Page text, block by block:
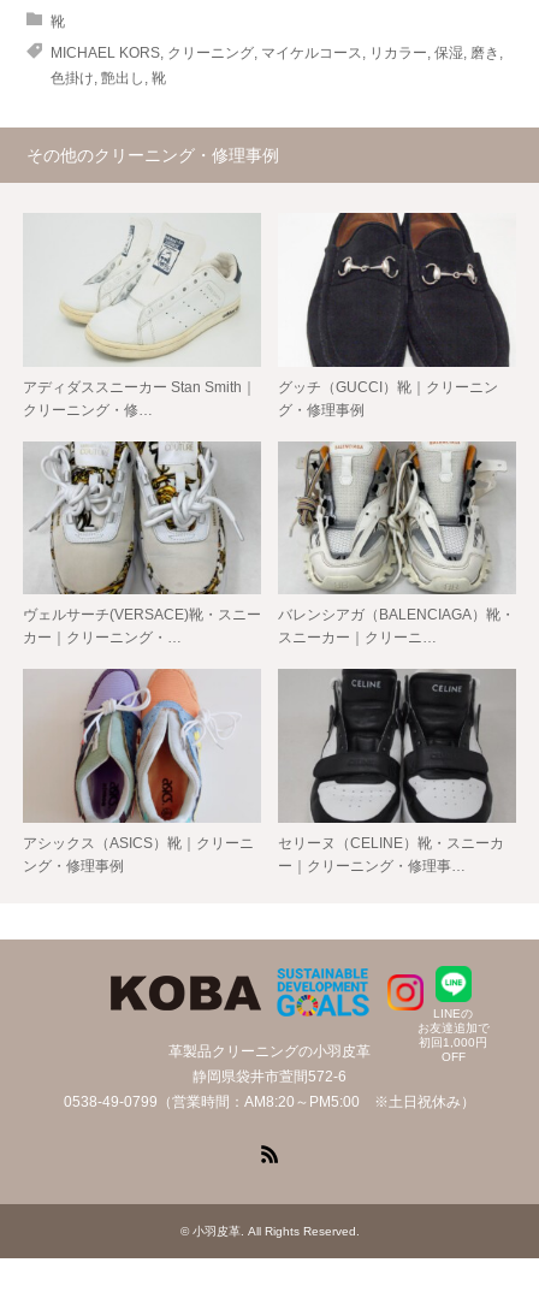
靴
MICHAEL KORS クリーニング マイケルコース リカラー 保湿 磨き
色掛け 艶出し 靴
その他のクリーニング・修理事例
アディダススニーカー Stan Smith｜
クリーニング・修…
グッチ（GUCCI）靴｜クリーニン
グ・修理事例
ヴェルサーチ(VERSACE)靴・スニー
カー｜クリーニング・…
バレンシアガ（BALENCIAGA）靴・
スニーカー｜クリーニ…
アシックス（ASICS）靴｜クリーニ
ング・修理事例
セリーヌ（CELINE）靴・スニーカ
ー｜クリーニング・修理事…
LINEの
お友達追加で
初回1,000円
OFF
革製品クリーニングの小羽皮革
静岡県袋井市萱間572-6
0538-49-0799（営業時間：AM8:20～PM5:00 ※土日祝休み）
©小羽皮革. All Rights Reserved.